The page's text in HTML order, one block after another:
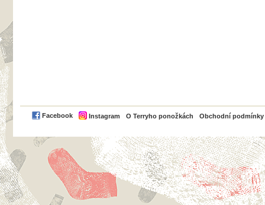
Facebook Instagram O Terryho ponožkách Obchodní podmínky
PayPal